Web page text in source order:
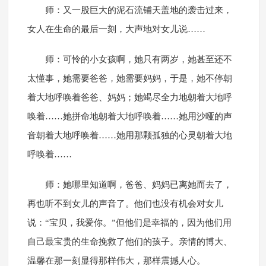
师：又一股巨大的泥石流铺天盖地的袭击过来，
女人在生命的最后一刻，大声地对女儿说……
师：可怜的小女孩啊，她只有两岁，她甚至还不
太懂事，她需要爸爸，她需要妈妈，于是，她不停朝
着大地呼唤着爸爸、妈妈；她竭尽全力地朝着大地呼
唤着……她拼命地朝着大地呼唤着……她用沙哑的声
音朝着大地呼唤着……她用那颗孤独的心灵朝着大地
呼唤着……
师：她哪里知道啊，爸爸、妈妈已离她而去了，
再也听不到女儿的声音了。他们也没有机会对女儿
说：“宝贝，我爱你。”但他们是幸福的，因为他们用
自己最宝贵的生命挽救了他们的孩子。亲情的博大、
温馨在那一刻显得那样伟大，那样震撼人心。